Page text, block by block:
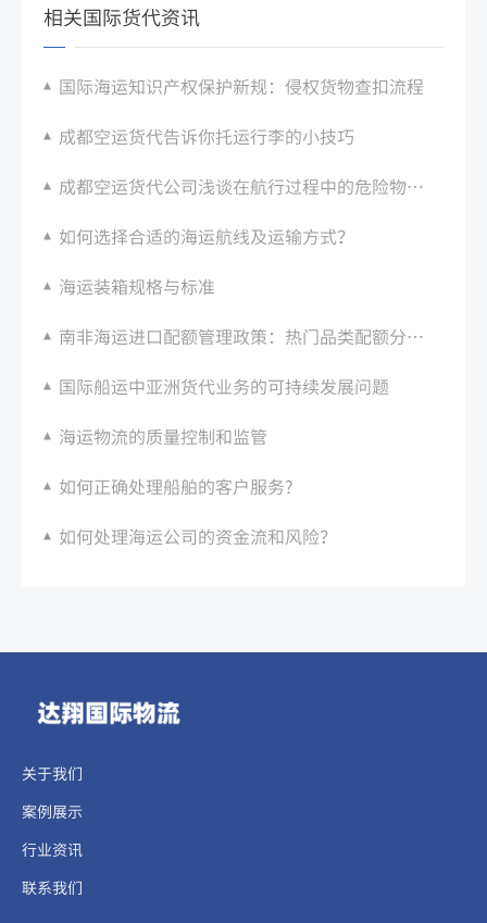
相关国际货代资讯
国际海运知识产权保护新规：侵权货物查扣流程
成都空运货代告诉你托运行李的小技巧
成都空运货代公司浅谈在航行过程中的危险物物品都有哪些
如何选择合适的海运航线及运输方式？
海运装箱规格与标准
南非海运进口配额管理政策：热门品类配额分配情况
国际船运中亚洲货代业务的可持续发展问题
海运物流的质量控制和监管
如何正确处理船舶的客户服务?
如何处理海运公司的资金流和风险？
关于我们
案例展示
行业资讯
联系我们